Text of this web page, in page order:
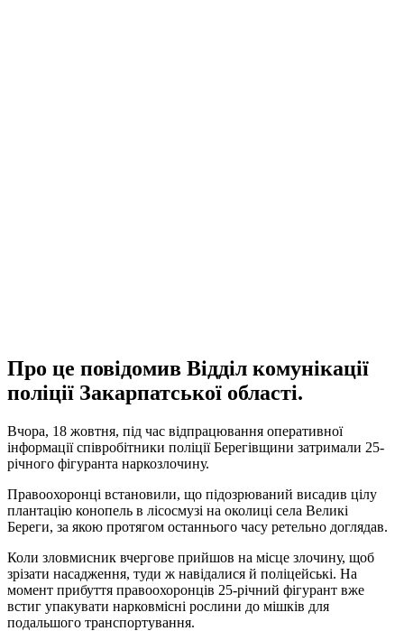
Про це повідомив Відділ комунікації
поліції Закарпатської області.
Вчора, 18 жовтня, під час відпрацювання оперативної
інформації співробітники поліції Берегівщини затримали 25-
річного фігуранта наркозлочину.
Правоохоронці встановили, що підозрюваний висадив цілу
плантацію конопель в лісосмузі на околиці села Великі
Береги, за якою протягом останнього часу ретельно доглядав.
Коли зловмисник вчергове прийшов на місце злочину, щоб
зрізати насадження, туди ж навідалися й поліцейські. На
момент прибуття правоохоронців 25-річний фігурант вже
встиг упакувати нарковмісні рослини до мішків для
подальшого транспортування.